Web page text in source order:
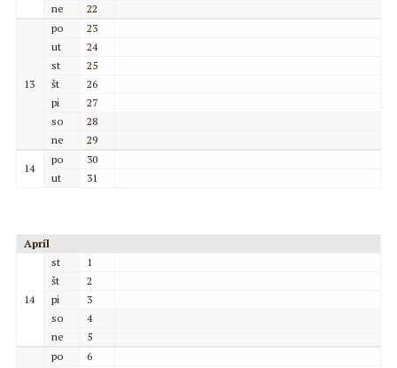
ne
22
13
po
23
ut
24
st
25
št
26
pi
27
so
28
ne
29
14
po
30
ut
31
Apríl
14
st
1
št
2
pi
3
so
4
ne
5
po
6